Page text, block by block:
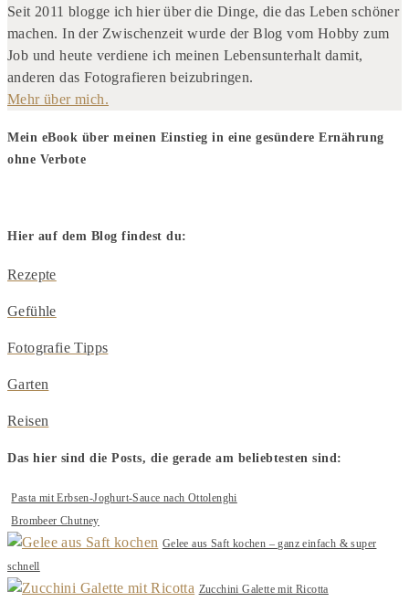
Seit 2011 blogge ich hier über die Dinge, die das Leben schöner
machen. In der Zwischenzeit wurde der Blog vom Hobby zum
Job und heute verdiene ich meinen Lebensunterhalt ­damit,
anderen das Fotografieren beizubringen.
Mehr über mich.
Mein eBook über meinen Einstieg in eine gesündere Ernährung
ohne Verbote
Hier auf dem Blog findest du:
Rezepte
Gefühle
Fotografie Tipps
Garten
Reisen
Das hier sind die Posts, die gerade am beliebtesten sind:
Pasta mit Erbsen-Joghurt-Sauce nach Ottolenghi
Brombeer Chutney
Gelee aus Saft kochen – ganz einfach & super
schnell
Zucchini Galette mit Ricotta